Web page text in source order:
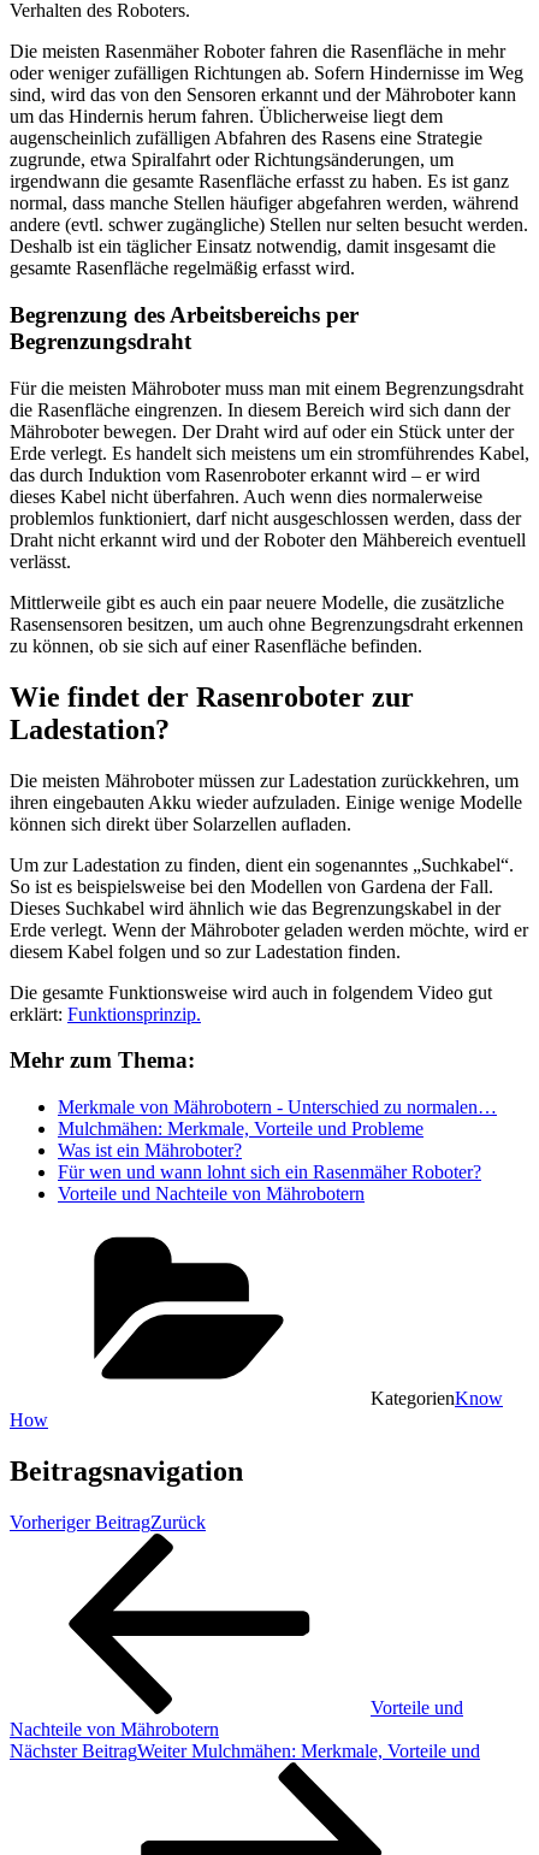
Verhalten des Roboters.
Die meisten Rasenmäher Roboter fahren die Rasenfläche in mehr
oder weniger zufälligen Richtungen ab. Sofern Hindernisse im Weg
sind, wird das von den Sensoren erkannt und der Mähroboter kann
um das Hindernis herum fahren. Üblicherweise liegt dem
augenscheinlich zufälligen Abfahren des Rasens eine Strategie
zugrunde, etwa Spiralfahrt oder Richtungsänderungen, um
irgendwann die gesamte Rasenfläche erfasst zu haben. Es ist ganz
normal, dass manche Stellen häufiger abgefahren werden, während
andere (evtl. schwer zugängliche) Stellen nur selten besucht werden.
Deshalb ist ein täglicher Einsatz notwendig, damit insgesamt die
gesamte Rasenfläche regelmäßig erfasst wird.
Begrenzung des Arbeitsbereichs per
Begrenzungsdraht
Für die meisten Mähroboter muss man mit einem Begrenzungsdraht
die Rasenfläche eingrenzen. In diesem Bereich wird sich dann der
Mähroboter bewegen. Der Draht wird auf oder ein Stück unter der
Erde verlegt. Es handelt sich meistens um ein stromführendes Kabel,
das durch Induktion vom Rasenroboter erkannt wird – er wird
dieses Kabel nicht überfahren. Auch wenn dies normalerweise
problemlos funktioniert, darf nicht ausgeschlossen werden, dass der
Draht nicht erkannt wird und der Roboter den Mähbereich eventuell
verlässt.
Mittlerweile gibt es auch ein paar neuere Modelle, die zusätzliche
Rasensensoren besitzen, um auch ohne Begrenzungsdraht erkennen
zu können, ob sie sich auf einer Rasenfläche befinden.
Wie findet der Rasenroboter zur
Ladestation?
Die meisten Mähroboter müssen zur Ladestation zurückkehren, um
ihren eingebauten Akku wieder aufzuladen. Einige wenige Modelle
können sich direkt über Solarzellen aufladen.
Um zur Ladestation zu finden, dient ein sogenanntes „Suchkabel“.
So ist es beispielsweise bei den Modellen von Gardena der Fall.
Dieses Suchkabel wird ähnlich wie das Begrenzungskabel in der
Erde verlegt. Wenn der Mähroboter geladen werden möchte, wird er
diesem Kabel folgen und so zur Ladestation finden.
Die gesamte Funktionsweise wird auch in folgendem Video gut
erklärt: Funktionsprinzip.
Mehr zum Thema:
Merkmale von Mährobotern - Unterschied zu normalen…
Mulchmähen: Merkmale, Vorteile und Probleme
Was ist ein Mähroboter?
Für wen und wann lohnt sich ein Rasenmäher Roboter?
Vorteile und Nachteile von Mährobotern
KategorienKnow
How
Beitragsnavigation
Vorheriger BeitragZurück
Vorteile und
Nachteile von Mährobotern
Nächster BeitragWeiter Mulchmähen: Merkmale, Vorteile und